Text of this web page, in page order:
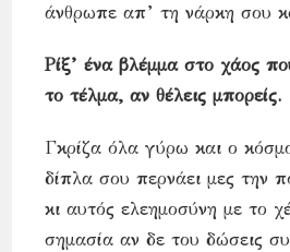
άνθρωπε απ’ τη νάρκη σου
Ρίξ’ ένα βλέμμα στο χάος
το τέλμα, αν θέλεις μπορείς.
Γκρίζα όλα γύρω και ο
δίπλα σου περνάει μες την
κι αυτός ελεημοσύνη με το
σημασία αν δε του δώσεις